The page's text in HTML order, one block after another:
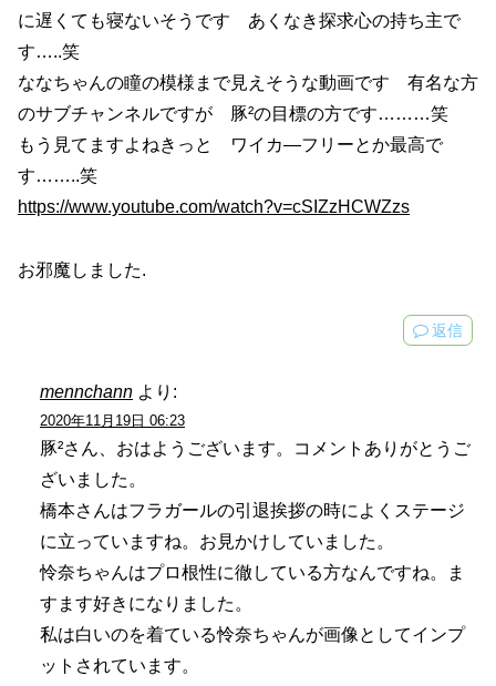
に遅くても寝ないそうです あくなき探求心の持ち主で
す…..笑
ななちゃんの瞳の模様まで見えそうな動画です 有名な方
のサブチャンネルですが 豚²の目標の方です………笑
もう見てますよねきっと ワイカ―フリーとか最高で
す……..笑
https://www.youtube.com/watch?v=cSIZzHCWZzs
お邪魔しました.
返信
mennchann より:
2020年11月19日 06:23
豚²さん、おはようございます。コメントありがとうご
ざいました。
橋本さんはフラガールの引退挨拶の時によくステージ
に立っていますね。お見かけしていました。
怜奈ちゃんはプロ根性に徹している方なんですね。ま
すます好きになりました。
私は白いのを着ている怜奈ちゃんが画像としてインプ
ットされています。